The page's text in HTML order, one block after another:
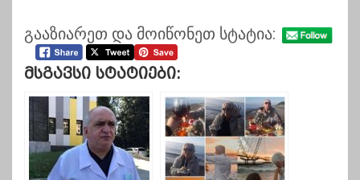
გააზიარეთ და მოიწონეთ სტატია:
Მსგავსი Სტატიები: